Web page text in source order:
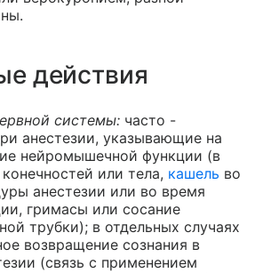
действия
системы: часто -
анестезии, указывающие на
нейромышечной функции (в
или тела, кашель во
анестезии или во время
гримасы или сосание
трубки); в отдельных случаях
возвращение сознания в
(связь с применением